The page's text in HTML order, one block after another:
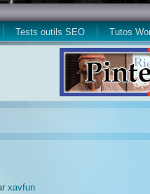
Tests outils SEO Tutos
xavfun